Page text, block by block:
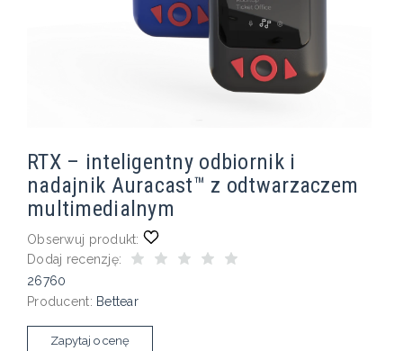
RTX – inteligentny odbiornik i
nadajnik Auracast™ z odtwarzaczem
multimedialnym
Obserwuj produkt:
Dodaj recenzję:
26760
Producent: Bettear
Zapytaj o cenę